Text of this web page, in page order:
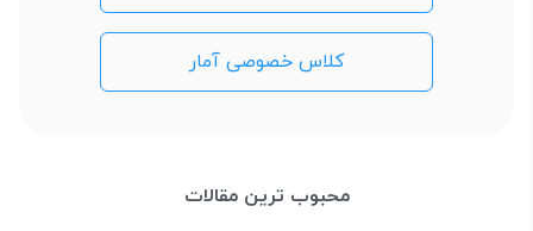
کلاس خصوصی آمار
محبوب ترین مقالات